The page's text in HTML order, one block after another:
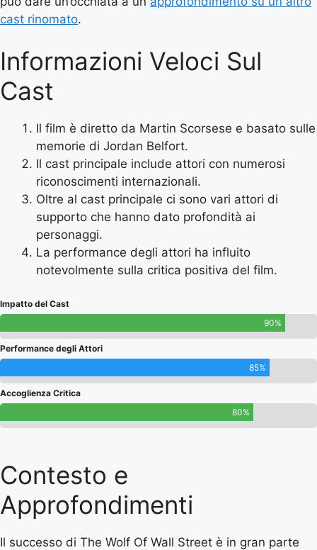
cast rinomato.
Informazioni Veloci Sul
Cast
Il film è diretto da Martin Scorsese e basato sulle
memorie di Jordan Belfort.
Il cast principale include attori con numerosi
riconoscimenti internazionali.
Oltre al cast principale ci sono vari attori di
supporto che hanno dato profondità ai
personaggi.
La performance degli attori ha influito
notevolmente sulla critica positiva del film.
Impatto del Cast
90%
Performance degli Attori
85%
Accoglienza Critica
80%
Contesto e
Approfondimenti
Il successo di The Wolf Of Wall Street è in gran parte